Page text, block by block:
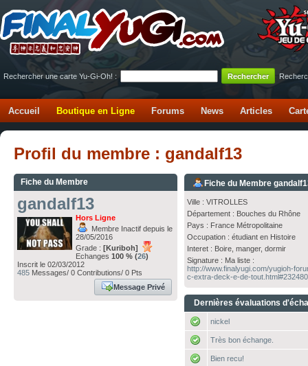
Rechercher une carte Yu-Gi-Oh! :
Accueil Boutique en Ligne Forums News Articles
Profil du membre : gandalf13
Fiche du Membre
gandalf13
Hors Ligne
Membre Inactif depuis le
28/05/2016
Grade : [Kuriboh]
Echanges 100 % (26)
Inscrit le 02/03/2012
485 Messages/ 0 Contributions/ 0 Pts
Message Privé
Fiche du Membre
Ville : VITROLLES
Département : Bouches du Rhône
Pays : France Métropolitaine
Occupation : étudiant en Histoire
Interet : Boire, manger, dormir
Signature : Ma liste :
http://www.finalyugi.com/yugioh-
c-extra-deck-e-de-
Dernières évaluations
nickel
Très bon échange.
Bien recu!